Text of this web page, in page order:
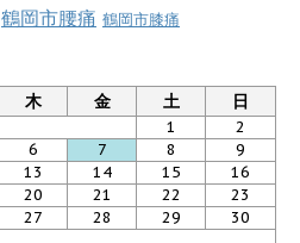
鶴岡市腰痛 鶴岡市膝痛
木 金 土 日
1
2
6 7 8
9
13 14 15
16
20 21 22
23
27 28 29
30